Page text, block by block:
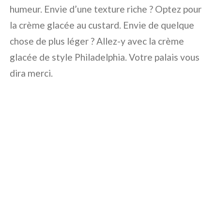
humeur. Envie d’une texture riche ? Optez pour
la crème glacée au custard. Envie de quelque
chose de plus léger ? Allez-y avec la crème
glacée de style Philadelphia. Votre palais vous
dira merci.